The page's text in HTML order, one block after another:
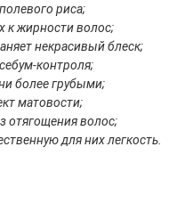
концентраты и
риса;
к жирности волос;
некрасивый блеск;
контроля;
более грубыми;
матовости;
отягощения волос;
для них легкость.